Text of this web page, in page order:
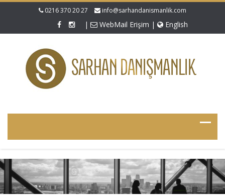
0216 370 20 27 info@sarhandanismanlik.com
| WebMail Erişim | English